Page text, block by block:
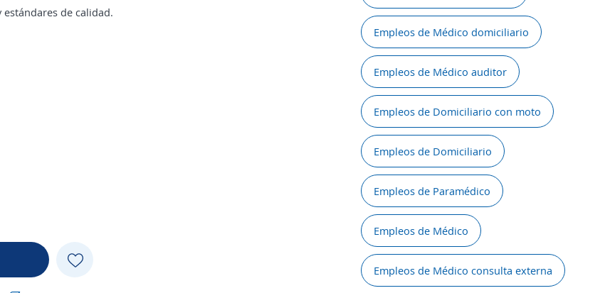
de calidad.
Empleos de Médico domiciliario
Empleos de Médico auditor
Empleos de Domiciliario con moto
Empleos de Domiciliario
Empleos de Paramédico
Empleos de Médico
Empleos de Médico consulta externa